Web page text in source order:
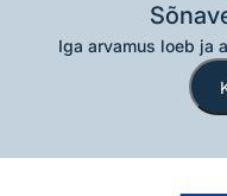
Iga arvamus loeb ja